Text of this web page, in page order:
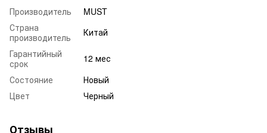
Производитель
MUST
Страна
производитель
Китай
Гарантийный
срок
12 мес
Состояние
Новый
Цвет
Черный
Отзывы